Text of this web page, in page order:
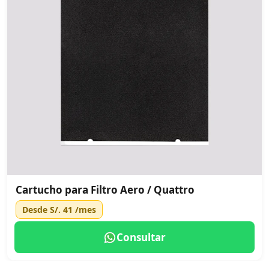
Cartucho para Filtro Aero / Quattro
Desde S/. 41 /mes
Consultar